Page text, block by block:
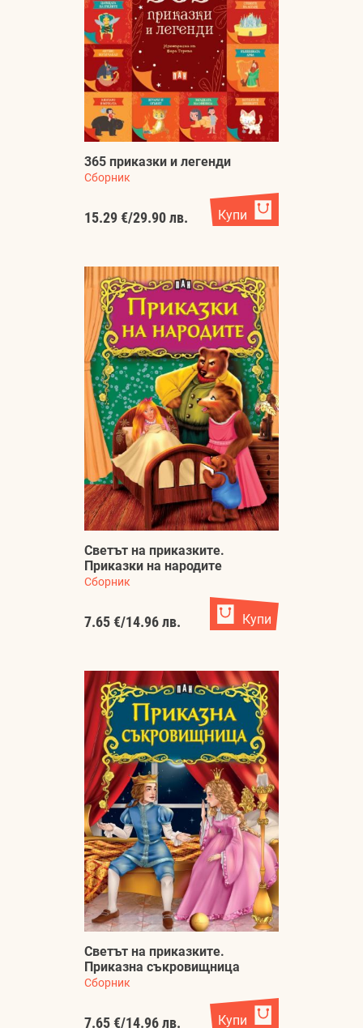
365 приказки и легенди
Сборник
15.29 €/29.90 лв. Купи
Светът на приказките.
Приказки на народите
Сборник
7.65 €/14.96 лв. Купи
Светът на приказките.
Приказна съкровищница
Сборник
7.65 €/14.96 лв. Купи